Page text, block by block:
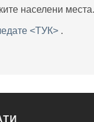
населени места.
<ТУК>.